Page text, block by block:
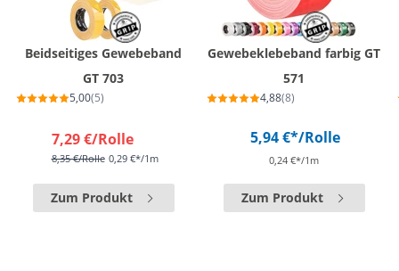
Beidseitiges Gewebeband
GT 703
5,00(5)
7,29 €/Rolle
8,35 €/Rolle 0,29 €*/1m
Zum Produkt
Gewebeklebeband farbig GT
571
4,88(8)
5,94 €*/Rolle
0,24 €*/1m
Zum Produkt